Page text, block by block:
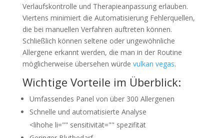
Verlaufskontrolle und Therapieanpassung erlauben.
Viertens minimiert die Automatisierung Fehlerquellen,
die bei manuellen Verfahren auftreten können.
Schließlich können seltene oder ungewöhnliche
Allergene erkannt werden, die man in der Routine
möglicherweise übersehen würde vulkan vegas.
Wichtige Vorteile im Überblick:
Umfassendes Panel von über 300 Allergenen
Schnelle und automatisierte Analyse
<lihohe li="" sensitivität="" spezifität